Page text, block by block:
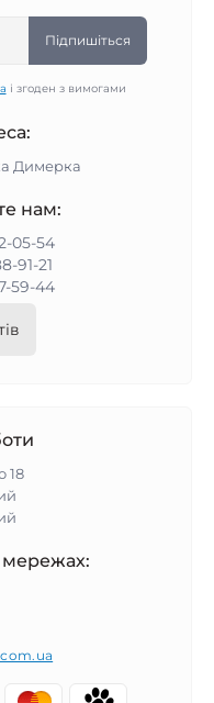
Підпишіться
і згоден з вимогами
Димерка
нам:
05-54
91-21
59-44
18
мережах: